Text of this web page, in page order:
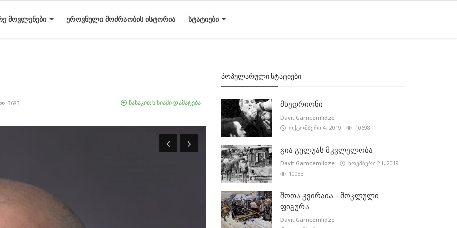
ᲛᲝᲕᲚᲔᲜᲔᲑᲘ ᲔᲠᲝᲕᲜᲣᲚᲘ ᲛᲝᲫᲠᲐᲝᲑᲘᲡ ᲘᲡᲢᲝᲠᲘᲐ ᲡᲢᲐᲢᲘᲔᲑᲘ
3683 წასაკითხ სიაში დამატება
ᲞᲝᲞᲣᲚᲐᲠᲣᲚᲘ ᲡᲢᲐᲢᲘᲔᲑᲘ
მხედრიონი
Davit.Gamcemlidze
ოქტომბერი 4, 2019
10698
გია გულუას მკვლელობა
Davit.Gamcemlidze
ნოემბერი 21, 2019
10083
შოთა კვირაია - მოკლული
ფიგურა
Davit.Gamcemlidze